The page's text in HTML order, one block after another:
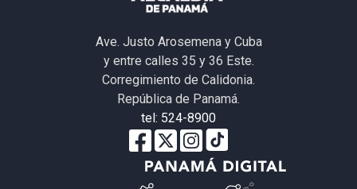
Ave. Justo Arosemena y Cuba
y entre calles 35 y 36 Este.
Corregimiento de Calidonia.
República de Panamá.
tel: 524-8900